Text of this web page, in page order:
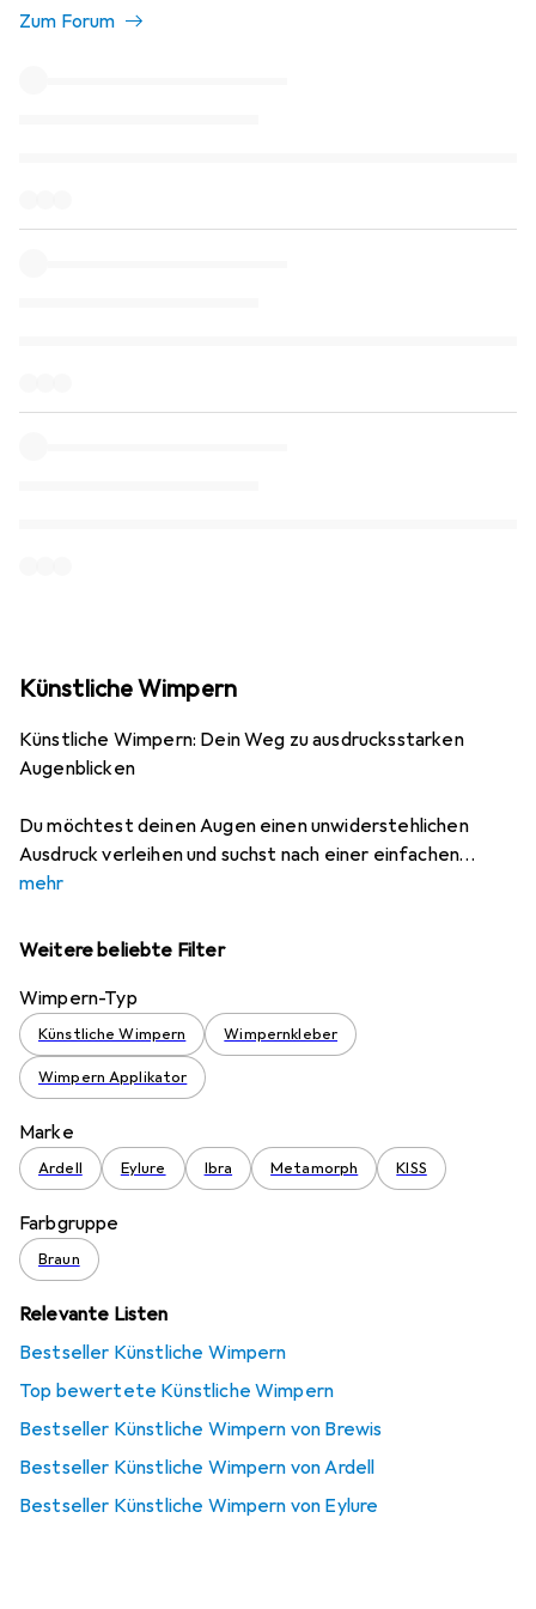
Zum Forum
Künstliche Wimpern
Künstliche Wimpern: Dein Weg zu ausdrucksstarken
Augenblicken
Du möchtest deinen Augen einen unwiderstehlichen
Ausdruck verleihen und suchst nach einer einfachen
mehr
Weitere beliebte Filter
Wimpern-Typ
Künstliche Wimpern Wimpernkleber
Wimpern Applikator
Marke
Ardell Eylure Ibra Metamorph KISS
Farbgruppe
Braun
Relevante Listen
Bestseller Künstliche Wimpern
Top bewertete Künstliche Wimpern
Bestseller Künstliche Wimpern von Brewis
Bestseller Künstliche Wimpern von Ardell
Bestseller Künstliche Wimpern von Eylure